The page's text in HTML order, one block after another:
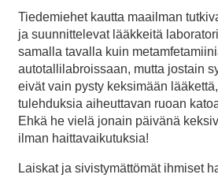
Tiedemiehet kautta maailman
ja suunnittelevat lääkkeitä
samalla tavalla kuin
autotallilabroissaan, mutta jostain
eivät vain pysty keksimään
tulehduksia aiheuttavan ruoan
Ehkä he vielä jonain päivänä
ilman haittavaikutuksia!
Laiskat ja sivistymättömät ihmiset